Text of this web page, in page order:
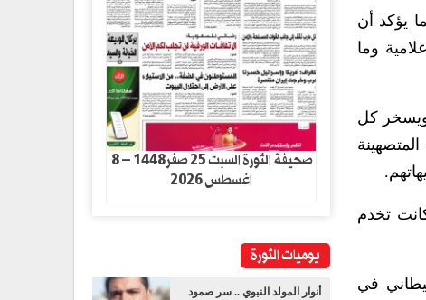
يؤكد أن
وما
ويسخر كل
تخدم
في
صحيفة الثورة السبت 25 صفر1448 – 8
اغسطس 2026
يوميات الثورة
أنوار المولد النبوي .. سر صمود